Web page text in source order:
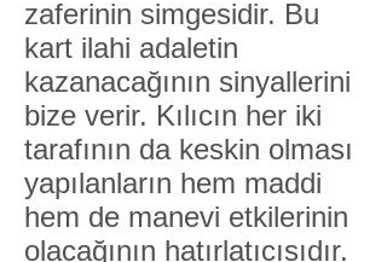
zaferinin simgesidir. Bu
kart ilahi adaletin
kazanacağının sinyallerini
bize verir. Kılıcın her iki
tarafının da keskin olması
yapılanların hem maddi
hem de manevi etkilerinin
olacağının hatırlatıcısıdır.